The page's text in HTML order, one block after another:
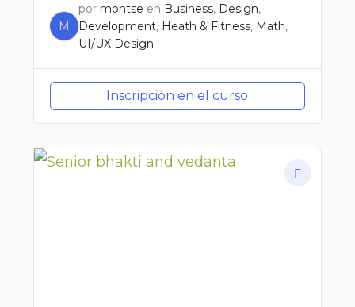
M
por montse en Business, Design,
Development, Heath & Fitness, Math,
UI/UX Design
Inscripción en el curso